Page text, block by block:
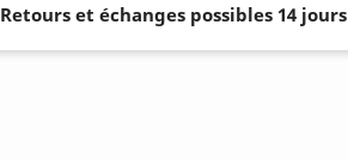
Retours et échanges possibles 14 jours